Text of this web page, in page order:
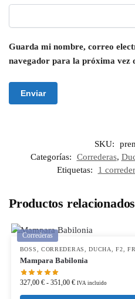
Guarda mi nombre, correo
navegador para la próxima vez
SKU:
Categorías:
Correderas,
Etiquetas:
1
Productos relacionados
Correderas
BOSS, CORREDERAS,DUCHA,F2,
Mampara Babilonia
327,00 € - 351,00 € IVA incluido